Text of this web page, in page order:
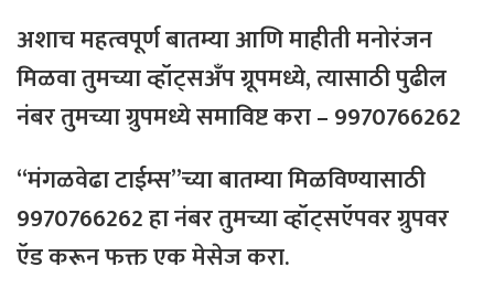
अशाच महत्वपूर्ण बातम्या आणि माहीती मनोरंजन
मिळवा तुमच्या व्हॉट्सअँप ग्रूपमध्ये, त्यासाठीपुढील
नंबरतुमच्याग्रुपमध्येसमाविष्टकरा – 9970766262
“मंगळवेढा टाईम्स”च्या बातम्या मिळविण्यासाठी
9970766262 हा नंबर तुमच्या व्हॉट्सऍपवर ग्रुपवर
ऍड करून फक्त एक मेसेज करा.